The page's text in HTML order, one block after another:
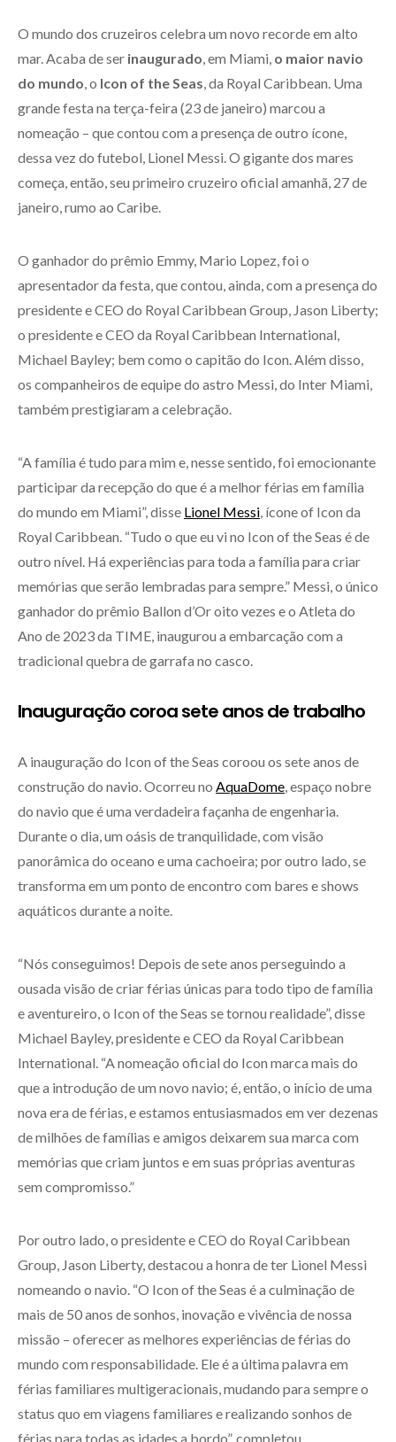
O mundo dos cruzeiros celebra um novo recorde em alto
mar. Acaba de ser inaugurado , em Miami, o maior navio
do mundo , o Icon of the Seas , da Royal Caribbean. Uma
grande festa na terça-feira (23 de janeiro) marcou a
nomeação – que contou com a presença de outro ícone,
dessa vez do futebol, Lionel Messi. O gigante dos mares
começa, então, seu primeiro cruzeiro oficial amanhã, 27 de
janeiro, rumo ao Caribe.
O ganhador do prêmio Emmy, Mario Lopez, foi o
apresentador da festa, que contou, ainda, com a presença do
presidente e CEO do Royal Caribbean Group, Jason Liberty;
o presidente e CEO da Royal Caribbean International,
Michael Bayley; bem como o capitão do Icon. Além disso,
os companheiros de equipe do astro Messi, do Inter Miami,
também prestigiaram a celebração.
“A família é tudo para mim e, nesse sentido, foi emocionante
participar da recepção do que é a melhor férias em família
do mundo em Miami”, disse Lionel Messi , ícone of Icon da
Royal Caribbean. “Tudo o que eu vi no Icon of the Seas é de
outro nível. Há experiências para toda a família para criar
memórias que serão lembradas para sempre.” Messi, o único
ganhador do prêmio Ballon d’Or oito vezes e o Atleta do
Ano de 2023 da TIME, inaugurou a embarcação com a
tradicional quebra de garrafa no casco.
Inauguração coroa sete anos de trabalho
A inauguração do Icon of the Seas coroou os sete anos de
construção do navio. Ocorreu no AquaDome , espaço nobre
do navio que é uma verdadeira façanha de engenharia.
Durante o dia, um oásis de tranquilidade, com visão
panorâmica do oceano e uma cachoeira; por outro lado, se
transforma em um ponto de encontro com bares e shows
aquáticos durante a noite.
“Nós conseguimos! Depois de sete anos perseguindo a
ousada visão de criar férias únicas para todo tipo de família
e aventureiro, o Icon of the Seas se tornou realidade”, disse
Michael Bayley, presidente e CEO da Royal Caribbean
International. “A nomeação oficial do Icon marca mais do
que a introdução de um novo navio; é, então, o início de uma
nova era de férias, e estamos entusiasmados em ver dezenas
de milhões de famílias e amigos deixarem sua marca com
memórias que criam juntos e em suas próprias aventuras
sem compromisso.”
Por outro lado, o presidente e CEO do Royal Caribbean
Group, Jason Liberty, destacou a honra de ter Lionel Messi
nomeando o navio. “O Icon of the Seas é a culminação de
mais de 50 anos de sonhos, inovação e vivência de nossa
missão – oferecer as melhores experiências de férias do
mundo com responsabilidade. Ele é a última palavra em
férias familiares multigeracionais, mudando para sempre o
status quo em viagens familiares e realizando sonhos de
férias para todas as idades a bordo”, completou.